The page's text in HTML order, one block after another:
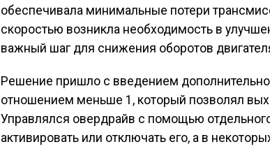
обеспечивала минимальные потери
скоростью возникла необходимость в
важный шаг для снижения оборотов
Решение пришло с введением
отношением меньше 1, который позволял
Управлялся овердрайв с помощью
активировать или отключать его, а в